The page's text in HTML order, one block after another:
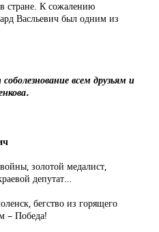
стране. К сожалению
Васльевич был одним из
всем друзьям и
золотой медалист,
депутат…
бегство из горящего
– Победа!